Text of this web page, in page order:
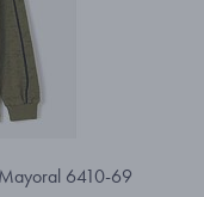
6410-69